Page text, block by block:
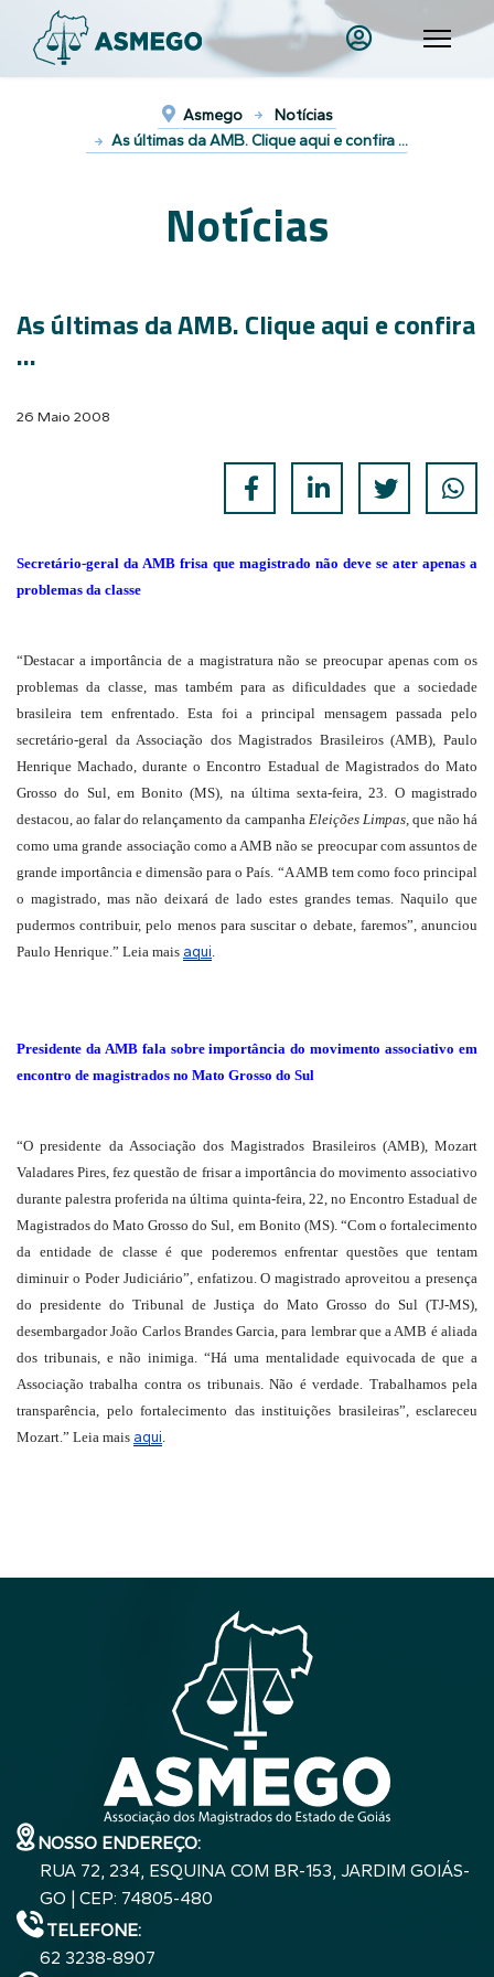
Notícias
Asmego
Notícias
As últimas da AMB. Clique aqui e confira ...
As últimas da AMB. Clique aqui e confira
...
26 Maio 2008
Secretário-geral da AMB frisa que magistrado não deve se ater apenas a
problemas da classe
“Destacar a importância de a magistratura não se preocupar apenas com os
problemas da classe, mas também para as dificuldades que a sociedade
brasileira tem enfrentado. Esta foi a principal mensagem passada pelo
secretário-geral da Associação dos Magistrados Brasileiros (AMB), Paulo
Henrique Machado, durante o Encontro Estadual de Magistrados do Mato
Grosso do Sul, em Bonito (MS), na última sexta-feira, 23. O magistrado
destacou, ao falar do relançamento da campanha Eleições Limpas, que não há
como uma grande associação como a AMB não se preocupar com assuntos de
grande importância e dimensão para o País. “A AMB tem como foco principal
o magistrado, mas não deixará de lado estes grandes temas. Naquilo que
pudermos contribuir, pelo menos para suscitar o debate, faremos”, anunciou
Paulo Henrique.” Leia mais aqui.
Presidente da AMB fala sobre importância do movimento associativo em
encontro de magistrados no Mato Grosso do Sul
“O presidente da Associação dos Magistrados Brasileiros (AMB), Mozart
Valadares Pires, fez questão de frisar a importância do movimento associativo
durante palestra proferida na última quinta-feira, 22, no Encontro Estadual de
Magistrados do Mato Grosso do Sul, em Bonito (MS). “Com o fortalecimento
da entidade de classe é que poderemos enfrentar questões que tentam
diminuir o Poder Judiciário”, enfatizou. O magistrado aproveitou a presença
do presidente do Tribunal de Justiça do Mato Grosso do Sul (TJ-MS),
desembargador João Carlos Brandes Garcia, para lembrar que a AMB é aliada
dos tribunais, e não inimiga. “Há uma mentalidade equivocada de que a
Associação trabalha contra os tribunais. Não é verdade. Trabalhamos pela
transparência, pelo fortalecimento das instituições brasileiras”, esclareceu
Mozart.” Leia mais aqui.
NOSSO ENDEREÇO:
RUA 72, 234, ESQUINA COM BR-153, JARDIM GOIÁS-
GO | CEP: 74805-480
TELEFONE:
62 3238-8907